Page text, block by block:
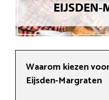
Waarom kiezen
Eijsden-Margraten